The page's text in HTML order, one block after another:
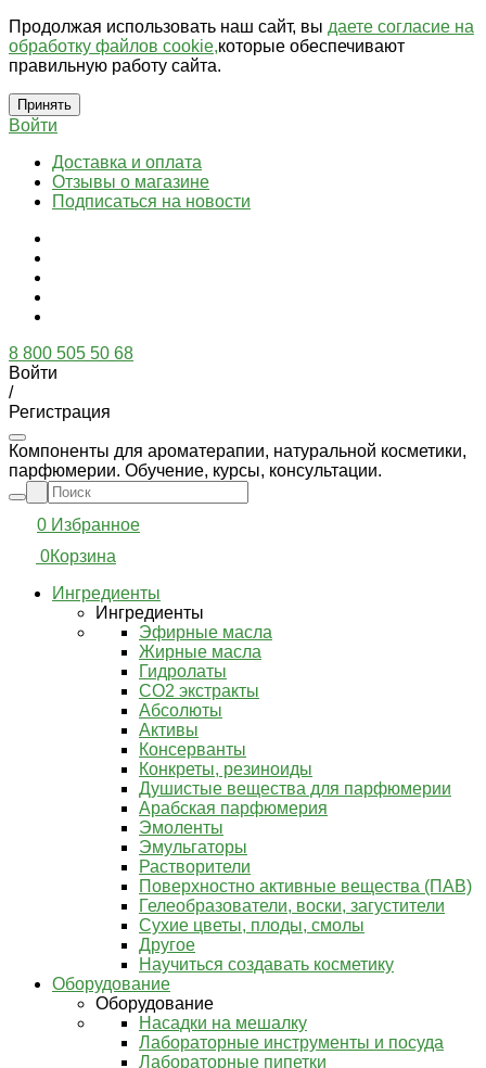
Продолжая использовать наш сайт, вы даете согласие на
обработку файлов cookie,которые обеспечивают
правильную работу сайта.
Принять
Войти
Доставка и оплата
Отзывы о магазине
Подписаться на новости
8 800 505 50 68
Войти
/
Регистрация
Компоненты для ароматерапии, натуральной косметики,
парфюмерии. Обучение, курсы, консультации.
0 Избранное
0Корзина
Ингредиенты
Ингредиенты
Эфирные масла
Жирные масла
Гидролаты
СО2 экстракты
Абсолюты
Активы
Консерванты
Конкреты, резиноиды
Душистые вещества для парфюмерии
Арабская парфюмерия
Эмоленты
Эмульгаторы
Растворители
Поверхностно активные вещества (ПАВ)
Гелеобразователи, воски, загустители
Сухие цветы, плоды, смолы
Другое
Научиться создавать косметику
Оборудование
Оборудование
Насадки на мешалку
Лабораторные инструменты и посуда
Лабораторные пипетки